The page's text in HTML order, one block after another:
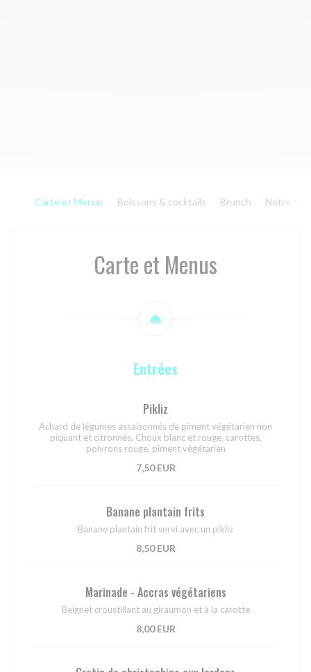
Carte et Menus Boissons & cocktails Brunch Notre
Carte et Menus
Entrées
Pikliz
Achard de légumes assaisonnés de piment végétarien non
piquant et citronnés, Choux blanc et rouge, carottes,
poivrons rouge, piment végétarien
7,50 EUR
Banane plantain frits
Banane plantain frit servi avec un pikliz
8,50 EUR
Marinade - Accras végétariens
Beignet croustillant au giraumon et à la carotte
8,00 EUR